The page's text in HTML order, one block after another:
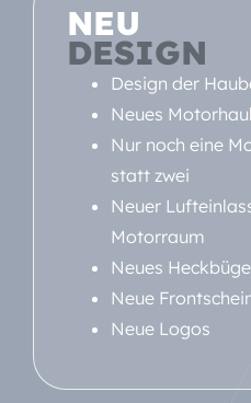
NEU
DESIGN
Design der
Neues
Nur noch eine
statt zwei
Neuer
Motorraum
Neues
Neue
Neue Logos